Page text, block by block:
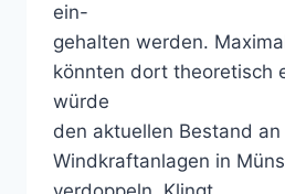
ein-
gehalten werden.
könnten dort theoretisch
würde
den aktuellen Bestand an
Windkraftanlagen in